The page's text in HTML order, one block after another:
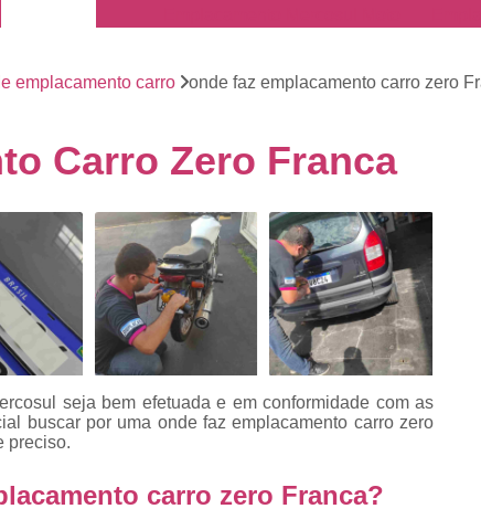
Emplacamento da Placa
Emplacamento de Veículo Pcd
Emplacamento do Carro
Emplacamento
Emplacamento Veículos Zero
Emplacamento de Veículo
Emplacamento de Veículo Novo
Emplacamento Veículo Novo
Detran Emplacamento Mercosul
emplacamento carro onde faz emplacamento carro zero
Carro Zero Franca
seja bem efetuada e em conformidade com as
buscar por uma onde faz emplacamento carro zero
preciso.
carro zero Franca?